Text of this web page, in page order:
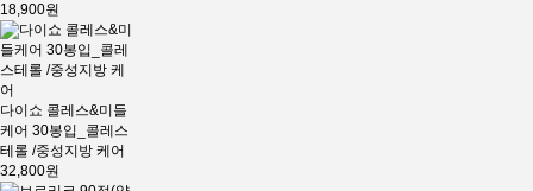
18,900원
다이쇼 콜레스&미들
케어 30봉입_콜레스
테롤 /중성지방 케어
32,800원